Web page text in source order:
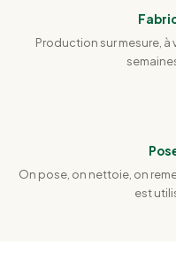
Production sur mesure, à
On pose, on nettoie, on
est